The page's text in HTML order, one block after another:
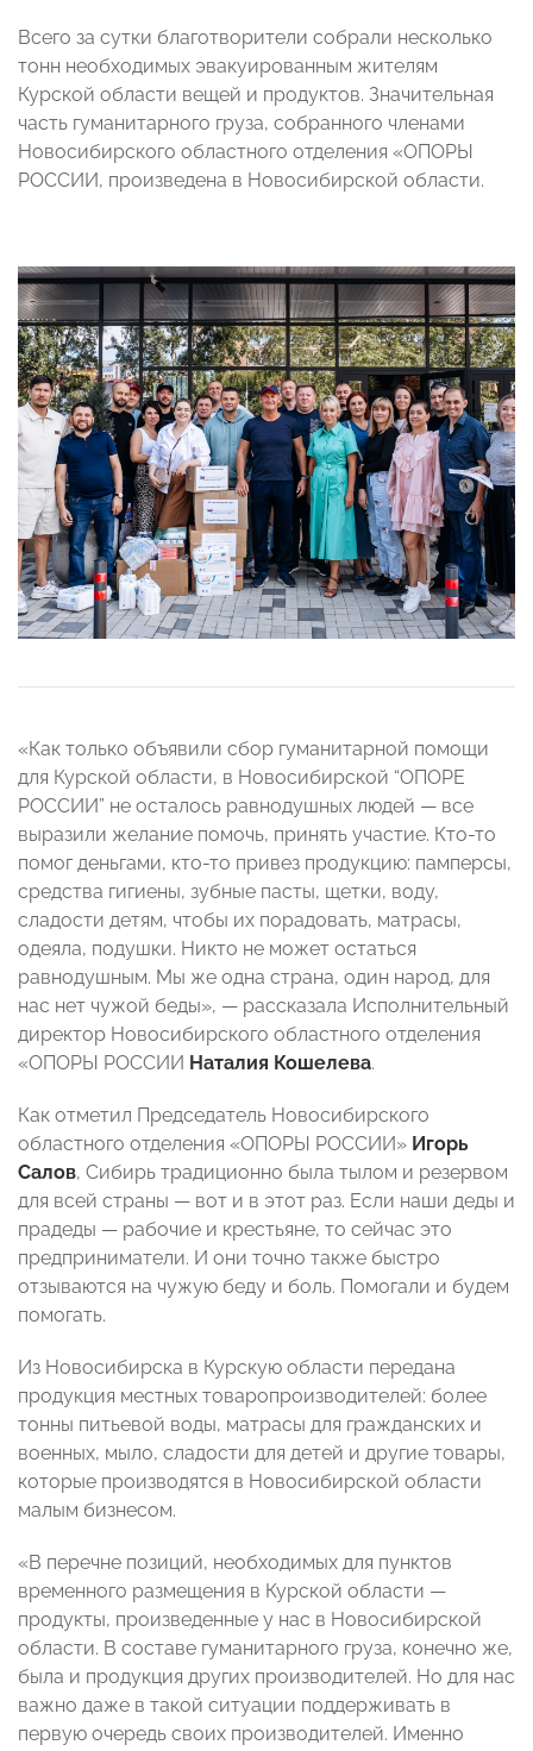
Всего за сутки благотворители собрали несколько
тонн необходимых эвакуированным жителям
Курской области вещей и продуктов. Значительная
часть гуманитарного груза, собранного членами
Новосибирского областного отделения «ОПОРЫ
РОССИИ, произведена в Новосибирской области.
«Как только объявили сбор гуманитарной помощи
для Курской области, в Новосибирской “ОПОРЕ
РОССИИ” не осталось равнодушных людей — все
выразили желание помочь, принять участие. Кто-то
помог деньгами, кто-то привез продукцию: памперсы,
средства гигиены, зубные пасты, щетки, воду,
сладости детям, чтобы их порадовать, матрасы,
одеяла, подушки. Никто не может остаться
равнодушным. Мы же одна страна, один народ, для
нас нет чужой беды», — рассказала Исполнительный
директор Новосибирского областного отделения
«ОПОРЫ РОССИИ Наталия Кошелева.
Как отметил Председатель Новосибирского
областного отделения «ОПОРЫ РОССИИ» Игорь
Салов, Сибирь традиционно была тылом и резервом
для всей страны — вот и в этот раз. Если наши деды и
прадеды — рабочие и крестьяне, то сейчас это
предприниматели. И они точно также быстро
отзываются на чужую беду и боль. Помогали и будем
помогать.
Из Новосибирска в Курскую области передана
продукция местных товаропроизводителей: более
тонны питьевой воды, матрасы для гражданских и
военных, мыло, сладости для детей и другие товары,
которые производятся в Новосибирской области
малым бизнесом.
«В перечне позиций, необходимых для пунктов
временного размещения в Курской области —
продукты, произведенные у нас в Новосибирской
области. В составе гуманитарного груза, конечно же,
была и продукция других производителей. Но для нас
важно даже в такой ситуации поддерживать в
первую очередь своих производителей. Именно